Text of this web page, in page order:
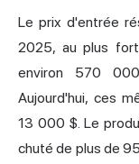
Le prix d'entrée
2025, au plus
environ 570
Aujourd'hui, ces
13 000 $. Le
chuté de plus de